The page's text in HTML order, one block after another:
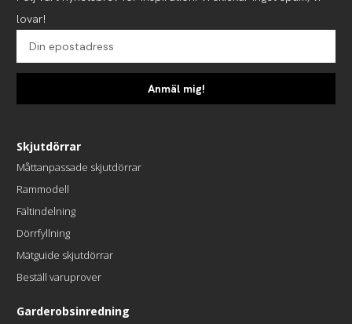
lovar!
Anmäl mig!
Skjutdörrar
Måttanpassade skjutdörrar
Rammodell
Fältindelning
Dörrfyllning
Mätguide skjutdörrar
Beställ varuprover
Garderobsinredning